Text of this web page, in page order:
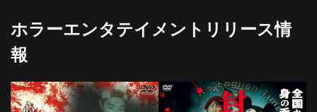
ホラーエンタテイメントリリース情
報